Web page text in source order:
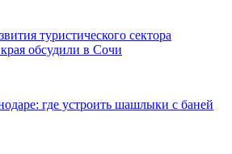
туристического сектора
обсудили в Сочи
где устроить шашлыки с баней